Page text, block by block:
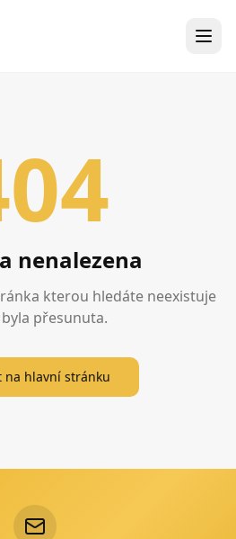
nenalezena
kterou hledáte neexistuje
přesunuta.
na hlavní stránku